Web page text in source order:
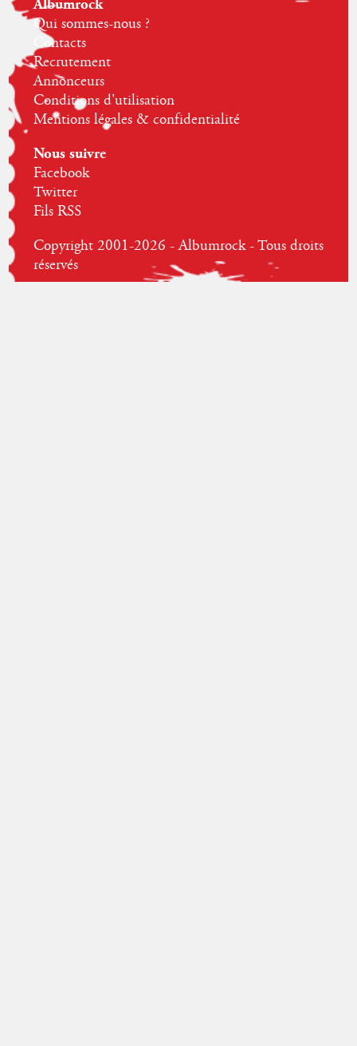
Albumrock
Qui sommes-nous ?
Contacts
Recrutement
Annonceurs
Conditions d'utilisation
Mentions légales & confidentialité
Nous suivre
Facebook
Twitter
Fils RSS
Copyright 2001-2026 - Albumrock - Tous droits
réservés